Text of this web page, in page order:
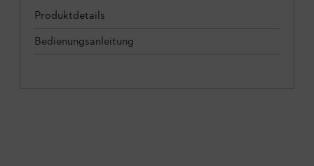
Produktdetails
Bedienungsanleitung